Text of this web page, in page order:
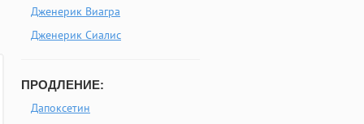
Дженерик Виагра
Дженерик Сиалис
ПРОДЛЕНИЕ:
Дапоксетин